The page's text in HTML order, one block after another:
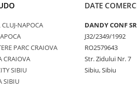
NAPOCA
PARC CRAIOVA
CRAIOVA
SIBIU
SIBIU
DATE
DANDY CONF
J32/2349/1992
RO2579643
Str. Zidului Nr. 7
Sibiu, Sibiu